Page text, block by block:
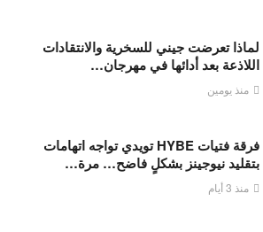
لماذا تعرضت جيني للسخرية والانتقادات
اللاذعة بعد أدائها في مهرجان…
منذ يومين
فرقة فتيات HYBE تويدي تواجه اتهامات
بتقليد نيوجينز بشكلٍ فاضح… مرة…
منذ 3 أيام